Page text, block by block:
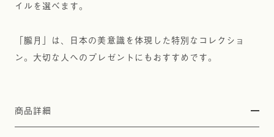
イルを選べます。
「朧月」は、日本の美意識を体現した特別なコレクショ
ン。大切な人へのプレゼントにもおすすめです。
商品詳細